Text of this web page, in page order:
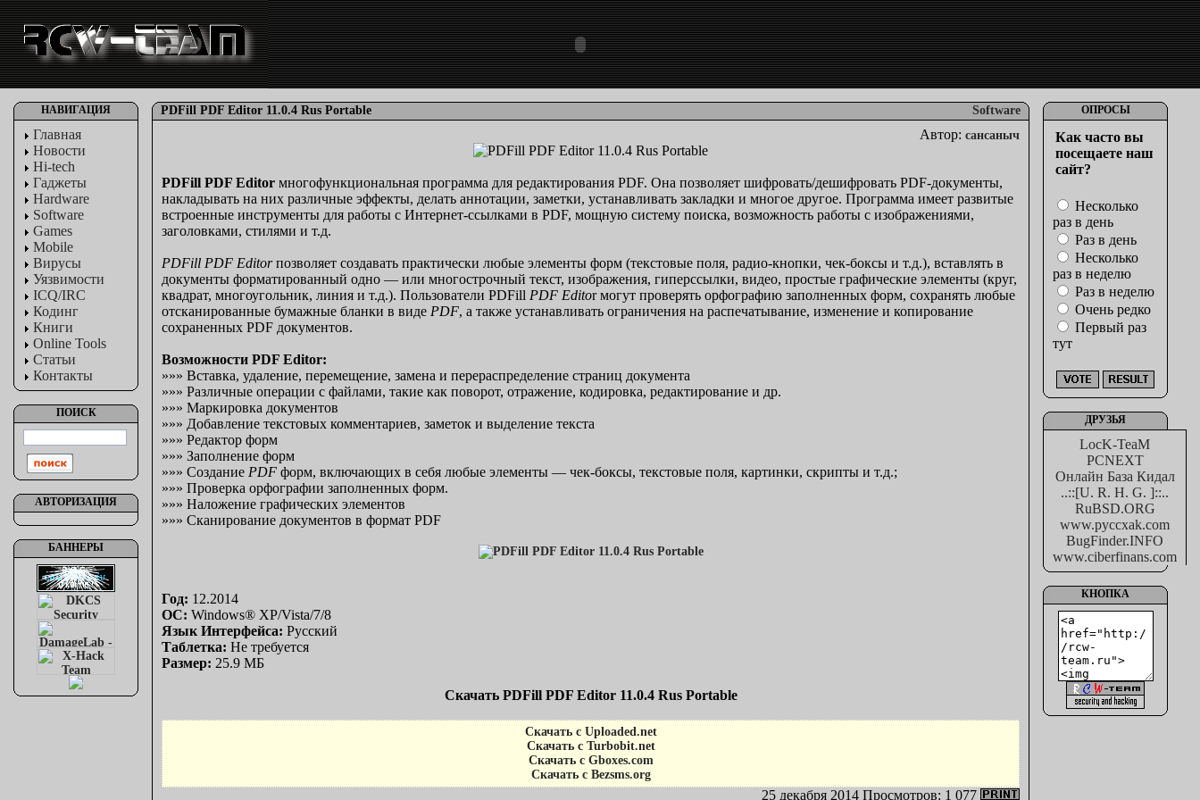
НАВИГАЦИЯ
Главная
Новости
Hi-tech
Гаджеты
Hardware
Software
Games
Mobile
Вирусы
Уязвимости
ICQ/IRC
Кодинг
Книги
Online Tools
Статьи
Контакты
ПОИСК
АВТОРИЗАЦИЯ
БАННЕРЫ
PDFill PDF Editor 11.0.4 Rus Portable Software
Автор: сансаныч
PDFill PDF Editor многофункциональная программа для редактирования PDF. Она позволяет шифровать/дешифровать PDF-документы,
накладывать на них различные эффекты, делать аннотации, заметки, устанавливать закладки и многое другое. Программа имеет развитые
встроенные инструменты для работы с Интернет-ссылками в PDF, мощную систему поиска, возможность работы с изображениями,
заголовками, стилями и т.д.
PDFill PDF Editorпозволяет создавать практически любые элементы форм (текстовые поля, радио-кнопки, чек-боксы и т.д.), вставлять в
документы форматированный одно — или многострочный текст, изображения, гиперссылки, видео, простые графические элементы (круг,
квадрат, многоугольник, линия и т.д.). Пользователи PDFill PDF Editor могут проверять орфографию заполненных форм, сохранять любые
отсканированные бумажные бланки в виде PDF, а также устанавливать ограничения на распечатывание, изменение и копирование
сохраненных PDF документов.
Возможности PDF Editor:
»»» Вставка, удаление, перемещение, замена и перераспределение страниц документа
»»» Различные операции с файлами, такие как поворот, отражение, кодировка, редактирование и др.
»»» Маркировка документов
»»» Добавление текстовых комментариев, заметок и выделение текста
»»» Редактор форм
»»» Заполнение форм
»»» Создание PDF форм, включающих в себя любые элементы — чек-боксы, текстовые поля, картинки, скрипты и т.д.;
»»» Проверка орфографии заполненных форм.
»»» Наложение графических элементов
»»» Сканирование документов в формат PDF
Год: 12.2014
ОС: Windows® XP/Vista/7/8
Язык Интерфейса: Русский
Таблетка: Hе требуется
Размер: 25.9 МБ
Скачать PDFill PDF Editor 11.0.4 Rus Portable
Скачать с Uploaded.net
Скачать с Turbobit.net
Скачать с Gboxes.com
Скачать с Bezsms.org
25 декабря 2014 Просмотров: 1 077
ОПРОСЫ
Как часто вы
посещаете наш
сайт?
Несколько
раз в день
Раз в день
Несколько
раз в неделю
Раз в неделю
Очень редко
Первый раз
тут
ДРУЗЬЯ
LocK-TeaM
PCNEXT
Онлайн База Кидал
..::[U. R. H. G. ]::..
RuBSD.ORG
www.pyccxak.com
BugFinder.INFO
www.ciberfinans.com
КНОПКА